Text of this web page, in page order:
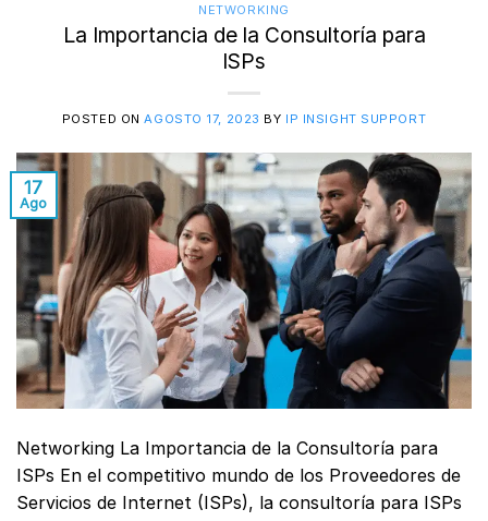
NETWORKING
La Importancia de la Consultoría para
ISPs
POSTED ONAGOSTO 17, 2023 BY IP INSIGHT SUPPORT
17
Ago
Networking La Importancia de la Consultoría para
ISPs En el competitivo mundo de los Proveedores de
Servicios de Internet (ISPs), la consultoría para ISPs